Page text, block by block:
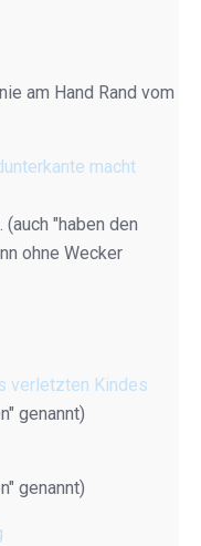
am Hand Rand vom
macht
"haben den
ohne Wecker
verletzten Kindes
genannt)
genannt)